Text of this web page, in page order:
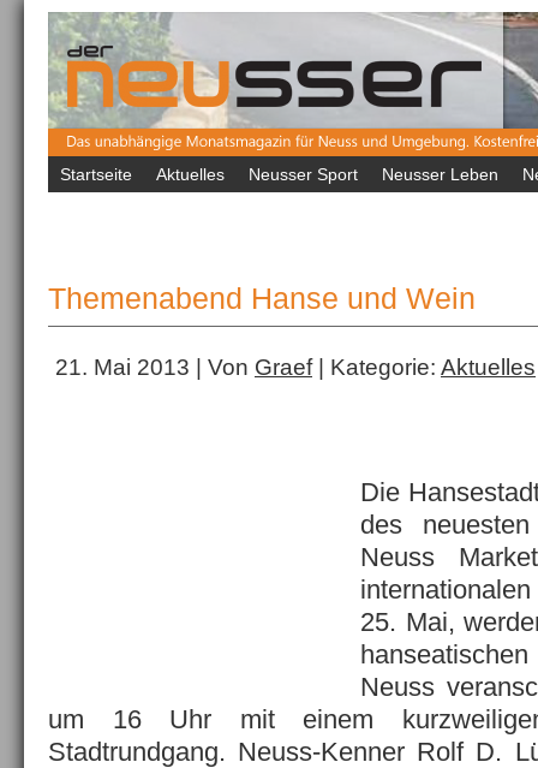
Startseite Aktuelles Neusser Sport Neusser Leben
Themenabend Hanse und Wein
21. Mai 2013 | Von Graef| Kategorie: Aktuelles
Die
des
Neuss
25. Mai,
Neuss
um 16 Uhr mit einem
Stadtrundgang. Neuss-Kenner Rolf D.